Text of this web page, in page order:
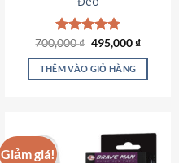
Được xếp
hạng4.83
5 sao
700,000₫ Giá
là:
700,000 ₫.
495,000₫Giá
tại
THÊM VÀO GIỎ HÀNG
Giảm giá!